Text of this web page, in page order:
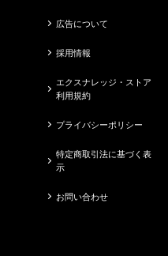
広告について
採用情報
エクスナレッジ・ストア
利用規約
プライバシーポリシー
特定商取引法に基づく表
示
お問い合わせ